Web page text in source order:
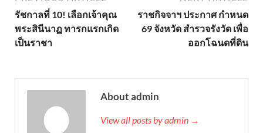
รัชกาลที่ 10! เลือกเจ้าคุณ
พระสินีนาฏ ทารกแรกเกิด
เป็นราชา
ราชกิจจาฯ ประกาศ กำหนด
69 จังหวัด สำรวจรังวัด เพื่อ
ออกโฉนดที่ดิน
About admin
View all posts by admin →